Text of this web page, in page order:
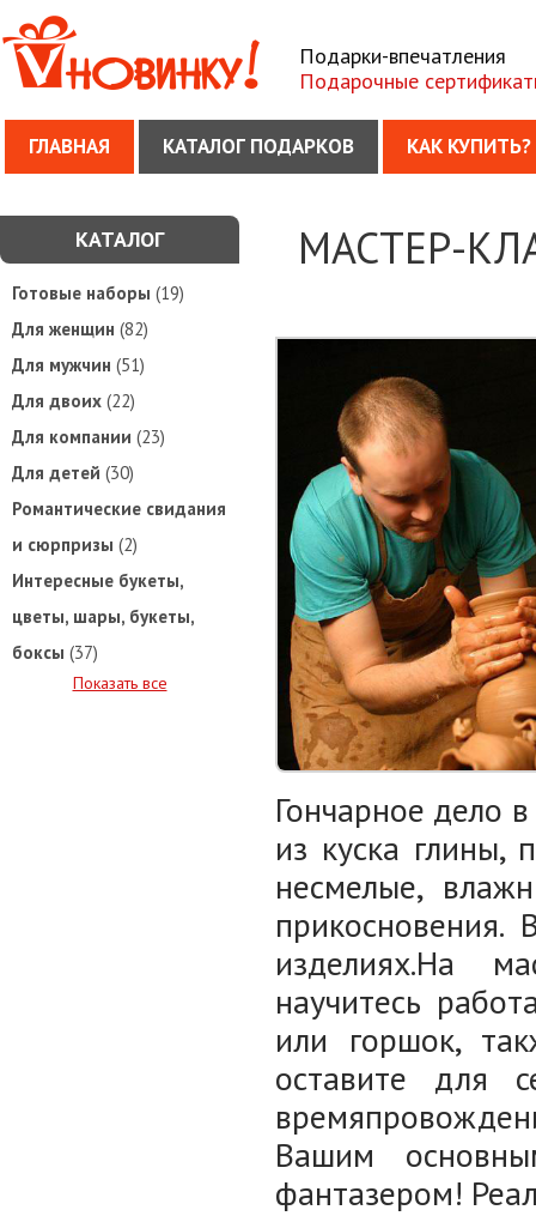
Подарки-впечатления
Подарочные
ГЛАВНАЯ КАТАЛОГ ПОДАРКОВ КАК КУПИТЬ?
МАСТЕР-
Гончарное дело
из куска
несмелые,
прикосновения.
изделиях.На
научитесь
или горшок,
оставите для
Вашим
фантазером!
КАТАЛОГ
Готовые наборы (19)
Для женщин (82)
Для мужчин (51)
Для двоих (22)
Для компании (23)
Для детей (30)
Романтические свидания
и сюрпризы (2)
Интересные букеты,
цветы, шары, букеты,
боксы (37)
Показать все